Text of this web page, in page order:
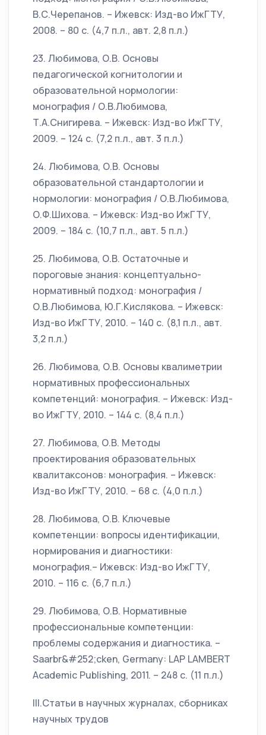
В.С.Черепанов. – Ижевск: Изд-во ИжГТУ,
2008. – 80 с. (4,7 п.л., авт. 2,8 п.л.)
23. Любимова, О.В. Основы
педагогической когнитологии и
образовательной нормологии:
монография / О.В.Любимова,
Т.А.Снигирева. – Ижевск: Изд-во ИжГТУ,
2009. – 124 с. (7,2 п.л., авт. 3 п.л.)
24. Любимова, О.В. Основы
образовательной стандартологии и
нормологии: монография / О.В.Любимова,
О.Ф.Шихова. – Ижевск: Изд-во ИжГТУ,
2009. – 184 с. (10,7 п.л., авт. 5 п.л.)
25. Любимова, О.В. Остаточные и
пороговые знания: концептуально-
нормативный подход: монография /
О.В.Любимова, Ю.Г.Кислякова. – Ижевск:
Изд-во ИжГТУ, 2010. – 140 с. (8,1 п.л., авт.
3,2 п.л.)
26. Любимова, О.В. Основы квалиметрии
нормативных профессиональных
компетенций: монография. – Ижевск: Изд-
во ИжГТУ, 2010. – 144 с. (8,4 п.л.)
27. Любимова, О.В. Методы
проектирования образовательных
квалитаксонов: монография. – Ижевск:
Изд-во ИжГТУ, 2010. – 68 с. (4,0 п.л.)
28. Любимова, О.В. Ключевые
компетенции: вопросы идентификации,
нормирования и диагностики:
монография.– Ижевск: Изд-во ИжГТУ,
2010. – 116 с. (6,7 п.л.)
29. Любимова, О.В. Нормативные
профессиональные компетенции:
проблемы содержания и диагностика. –
Saarbr&#252;cken, Germany: LAP LAMBERT
Academic Publishing, 2011. – 248 с. (11 п.л.)
III.Статьи в научных журналах, сборниках
научных трудов